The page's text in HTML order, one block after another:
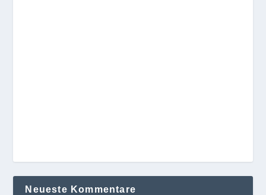
Neueste Kommentare